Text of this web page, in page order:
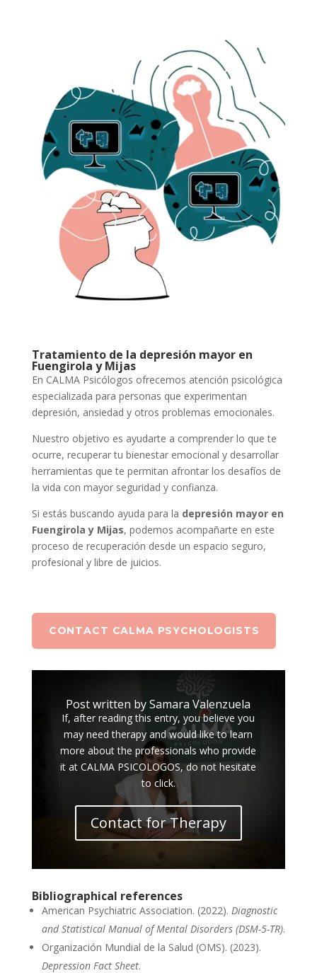
Tratamiento de la depresión mayor en
Fuengirola y Mijas
En CALMA Psicólogos ofrecemos atención psicológica
especializada para personas que experimentan
depresión, ansiedad y otros problemas emocionales.
Nuestro objetivo es ayudarte a comprender lo que te
ocurre, recuperar tu bienestar emocional y desarrollar
herramientas que te permitan afrontar los desafíos de
la vida con mayor seguridad y confianza.
Si estás buscando ayuda para la depresión mayor en
Fuengirola y Mijas, podemos acompañarte en este
proceso de recuperación desde un espacio seguro,
profesional y libre de juicios.
CONTACT CALMA PSYCHOLOGISTS
Post written by Samara Valenzuela
If, after reading this entry, you believe you
may need therapy and would like to learn
more about the professionals who provide
it at CALMA PSICOLOGOS, do not hesitate
to click.
Contact for Therapy
Bibliographical references
American Psychiatric Association. (2022). Diagnostic
and Statistical Manual of Mental Disorders (DSM-5-TR).
Organización Mundial de la Salud (OMS). (2023).
Depression Fact Sheet.